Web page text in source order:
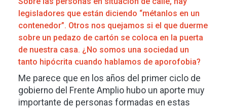
legisladores que están diciendo “métanlos en un
contenedor”. Otros nos quejamos si el que duerme
sobre un pedazo de cartón se coloca en la puerta
de nuestra casa. ¿No somos una sociedad un
tanto hipócrita cuando hablamos de aporofobia?
Me parece que en los años del primer ciclo de
gobierno del Frente Amplio hubo un aporte muy
importante de personas formadas en estas